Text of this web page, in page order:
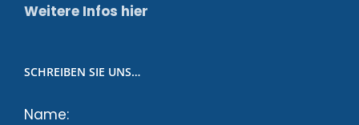
Weitere Infos hier
SCHREIBEN SIE UNS…
Name: